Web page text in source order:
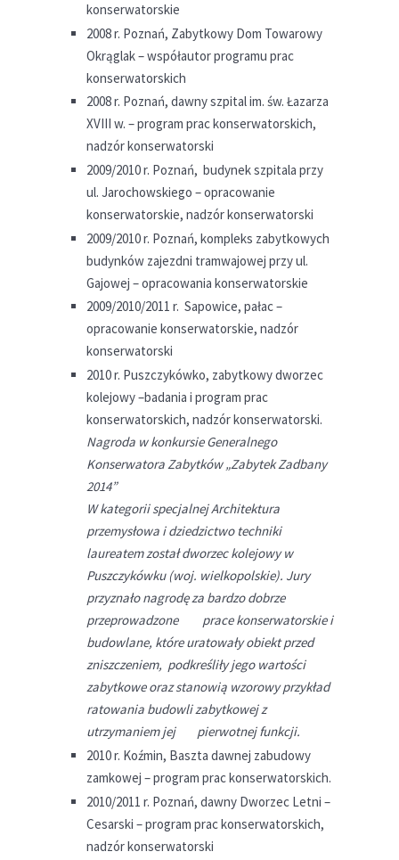
konserwatorskie
2008 r. Poznań, Zabytkowy Dom Towarowy
Okrąglak – współautor programu prac
konserwatorskich
2008 r. Poznań, dawny szpital im. św. Łazarza
XVIII w. – program prac konserwatorskich,
nadzór konserwatorski
2009/2010 r. Poznań, budynek szpitala przy
ul. Jarochowskiego – opracowanie
konserwatorskie, nadzór konserwatorski
2009/2010 r. Poznań, kompleks zabytkowych
budynków zajezdni tramwajowej przy ul.
Gajowej – opracowania konserwatorskie
2009/2010/2011 r. Sapowice, pałac –
opracowanie konserwatorskie, nadzór
konserwatorski
2010 r. Puszczykówko, zabytkowy dworzec
kolejowy –badania i program prac
konserwatorskich, nadzór konserwatorski.
Nagroda w konkursie Generalnego
Konserwatora Zabytków „Zabytek Zadbany
2014”
W kategorii specjalnej Architektura
przemysłowa i dziedzictwo techniki
laureatem został dworzec kolejowy w
Puszczykówku (woj. wielkopolskie). Jury
przyznało nagrodę za bardzo dobrze
przeprowadzone prace konserwatorskie i
budowlane, które uratowały obiekt przed
zniszczeniem, podkreśliły jego wartości
zabytkowe oraz stanowią wzorowy przykład
ratowania budowli zabytkowej z
utrzymaniem jej pierwotnej funkcji.
2010 r. Koźmin, Baszta dawnej zabudowy
zamkowej – program prac konserwatorskich.
2010/2011 r. Poznań, dawny Dworzec Letni –
Cesarski – program prac konserwatorskich,
nadzór konserwatorski